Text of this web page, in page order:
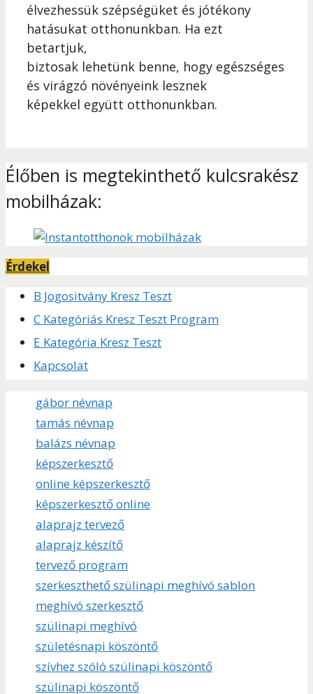
élvezhessük szépségüket és jótékony
hatásukat otthonunkban. Ha ezt
betartjuk,
biztosak lehetünk benne, hogy egészséges
és virágzó növényeink lesznek
képekkel együtt otthonunkban.
Élőben is megtekinthető kulcsrakész
mobilházak:
Érdekel
B Jogositvány Kresz Teszt
C Kategóriás Kresz Teszt Program
E Kategória Kresz Teszt
Kapcsolat
gábor névnap
tamás névnap
balázs névnap
képszerkesztő
online képszerkesztő
képszerkesztő online
alaprajz tervező
alaprajz készítő
tervező program
szerkeszthető szülinapi meghívó sablon
meghívó szerkesztő
szülinapi meghívó
születésnapi köszöntő
szívhez szóló szülinapi köszöntő
szülinapi köszöntő